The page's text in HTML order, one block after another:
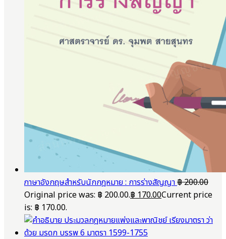
ภาษาอังกฤษสำหรับนักกฎหมาย : การร่างสัญญา฿200.00
Original price was: ฿ 200.00.฿170.00Current price
is: ฿ 170.00.